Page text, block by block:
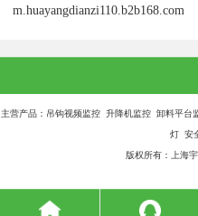
m.huayangdianzi110.b2b168.com
主营产品：吊钩视频监控 升降机监控 卸料平
灯 安
版权所有：上海